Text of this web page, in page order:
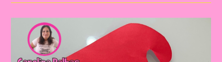
Folclore|Pula